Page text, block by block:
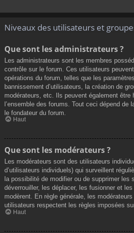
Niveaux des utilisateurs et
Que sont les administrateurs ?
Les administrateurs sont les membres
contrôle sur le forum. Ces utilisateurs
opérations du forum, telles que les
bannissement d’utilisateurs, la création de
modérateurs, etc. Ils peuvent également être
l’ensemble des forums. Tout ceci dépend de
le fondateur du forum.
Haut
Que sont les modérateurs ?
Les modérateurs sont des utilisateurs
d’utilisateurs individuels) qui surveillent
la possibilité de modifier ou de supprimer les
déverrouiller, les déplacer, les fusionner et
modèrent. En règle générale, les
utilisateurs respectent les règles imposées
Haut